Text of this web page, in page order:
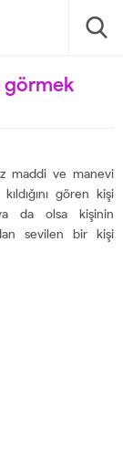
görmek
maddi ve manevi
gören kişi
da olsa kişinin
sevilen bir kişi